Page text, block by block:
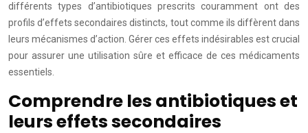
différents types d’antibiotiques prescrits couramment ont des
profils d’effets secondaires distincts, tout comme ils diffèrent dans
leurs mécanismes d’action. Gérer ces effets indésirables est crucial
pour assurer une utilisation sûre et efficace de ces médicaments
essentiels.
Comprendre les antibiotiques et
leurs effets secondaires